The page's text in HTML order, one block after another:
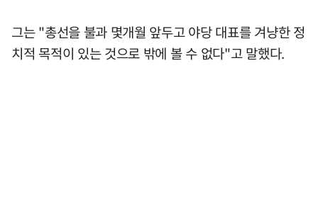
그는 "총선을 불과 몇개월 앞두고 야당 대표를 겨냥한 정
치적 목적이 있는 것으로 밖에 볼 수 없다"고 말했다.